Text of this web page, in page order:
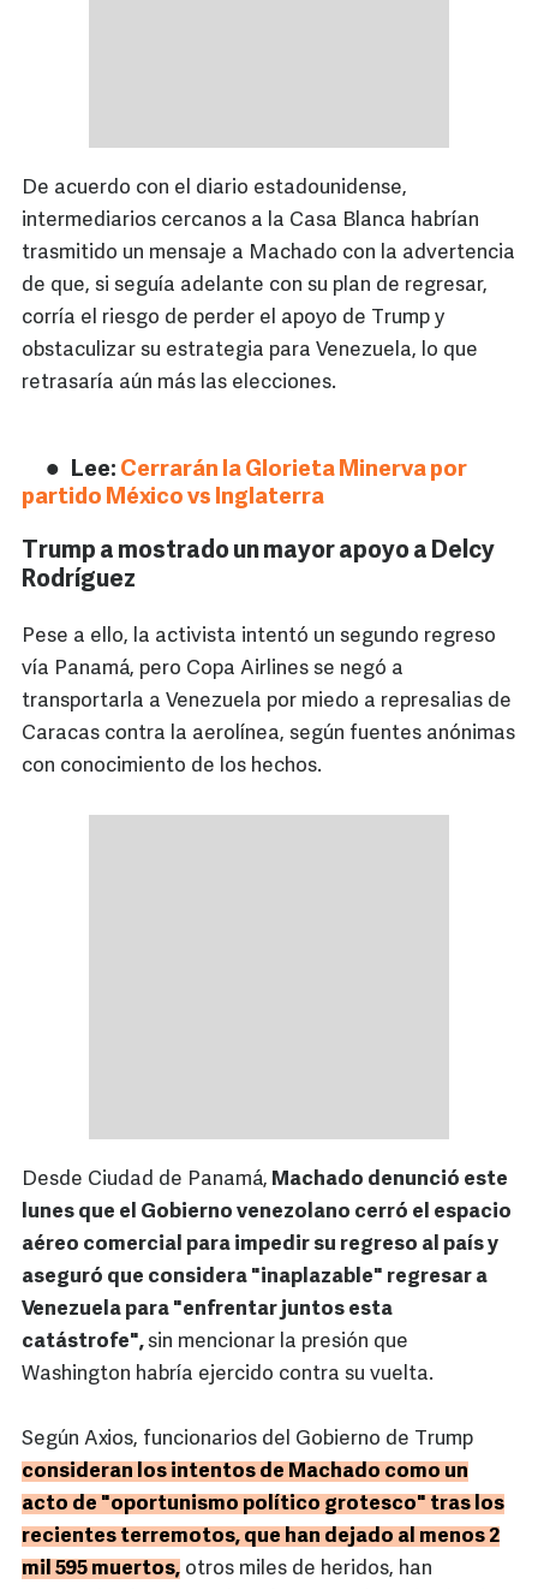
De acuerdo con el diario estadounidense,
intermediarios cercanos a la Casa Blanca habrían
trasmitido un mensaje a Machado con la advertencia
de que, si seguía adelante con su plan de regresar,
corría el riesgo de perder el apoyo de Trump y
obstaculizar su estrategia para Venezuela, lo que
retrasaría aún más las elecciones.
Lee: Cerrarán la Glorieta Minerva por
partido México vs Inglaterra
Trump a mostrado un mayor apoyo a Delcy
Rodríguez
Pese a ello, la activista intentó un segundo regreso
vía Panamá, pero Copa Airlines se negó a
transportarla a Venezuela por miedo a represalias de
Caracas contra la aerolínea, según fuentes anónimas
con conocimiento de los hechos.
Desde Ciudad de Panamá, Machado denunció este
lunes que el Gobierno venezolano cerró el espacio
aéreo comercial para impedir su regreso al país y
aseguró que considera "inaplazable" regresar a
Venezuela para "enfrentar juntos esta
catástrofe",sin mencionar la presión que
Washington habría ejercido contra su vuelta.
Según Axios, funcionarios del Gobierno de Trump
consideran los intentos de Machado como un
acto de "oportunismo político grotesco" tras los
recientes terremotos, que han dejado al menos 2
mil 595 muertos, otros miles de heridos, han